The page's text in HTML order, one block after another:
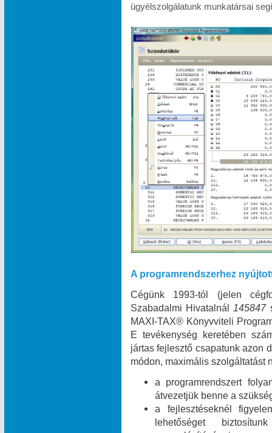
ügyélszolgálatunk munkatársai
A programrendszerhez
Cégünk 1993-tól (jelen
Szabadalmi Hivatalnál 145847
MAXI‑TAX® Könyvviteli
E tevékenység keretében
jártas fejlesztő csapatunk azon
módon, maximális szolgáltatást
a programrendszert
átvezetjük benne a
a fejlesztéseknél
lehetőséget